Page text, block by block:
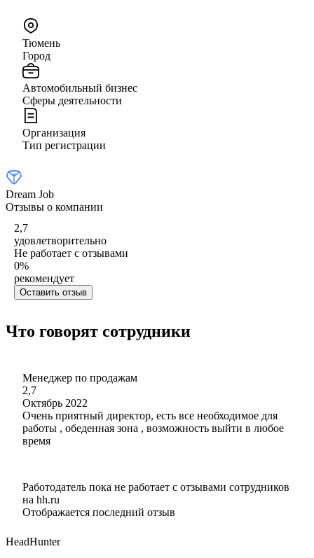
Тюмень
Город
Автомобильный бизнес
Сферы деятельности
Организация
Тип регистрации
Dream Job
Отзывы о компании
2,7
удовлетворительно
Не работает с отзывами
0%
рекомендует
Оставить отзыв
Что говорят сотрудники
Менеджер по продажам
2,7
Октябрь 2022
Очень приятный директор, есть все необходимое для
работы , обеденная зона , возможность выйти в любое
время
Работодатель пока не работает с отзывами сотрудников
на hh.ru
Отображается последний отзыв
HeadHunter